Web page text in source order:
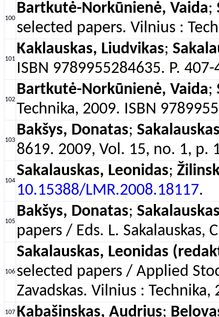
100
Bartkutė-Norkūnienė, Vaida;
selected papers. Vilnius :
101
Kaklauskas, Liudvikas;
ISBN 9789955284635. P.
102
Bartkutė-Norkūnienė, Vaida;
Technika, 2009. ISBN
103
Bakšys, Donatas;
8619. 2009, Vol. 15, no. 1, p.
104
Sakalauskas, Leonidas;
10.15388/LMR.2008.18117.
105
Bakšys, Donatas;
papers / Eds. L. Sakalauskas,
106
Sakalauskas, Leonidas
selected papers / Applied
Zavadskas. Vilnius :
107 Kabašinskas, Audrius;